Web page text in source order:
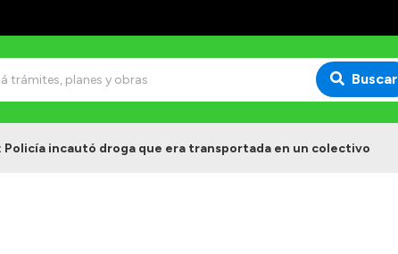
Buscar
Policía incautó droga que era transportada en un colectivo